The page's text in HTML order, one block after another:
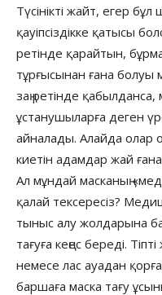
Түсінікті жайт, егер
қауіпсіздікке қатысы
ретінде қарайтын,
тұрғысынан ғана болуы
заң ретінде
ұстанушыларға деген
айналады. Алайда олар
киетін адамдар жай
Ал мұндай масканың
қалай тексересіз?
тыныс алу жолдарына
тағуға кеңес береді.
немесе лас ауадан
баршаға маска тағу